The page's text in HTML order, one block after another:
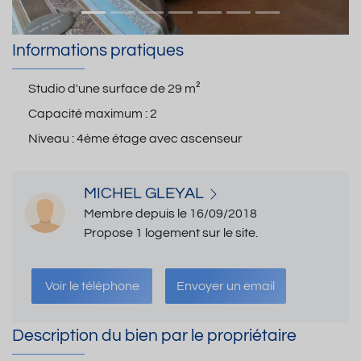
Informations pratiques
Studio d'une surface de29 m²
Capacité maximum :2
Niveau :4ème étage avec ascenseur
MICHEL GLEYAL
Membre depuis le 16/09/2018
Propose 1 logement sur le site.
Voir le téléphone Envoyer un email
Description du bien par le propriétaire